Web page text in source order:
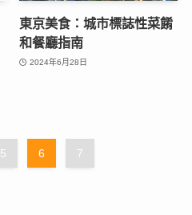
東京美食：城市標誌性菜餚
和餐廳指南
2024年6月28日
5 6 7